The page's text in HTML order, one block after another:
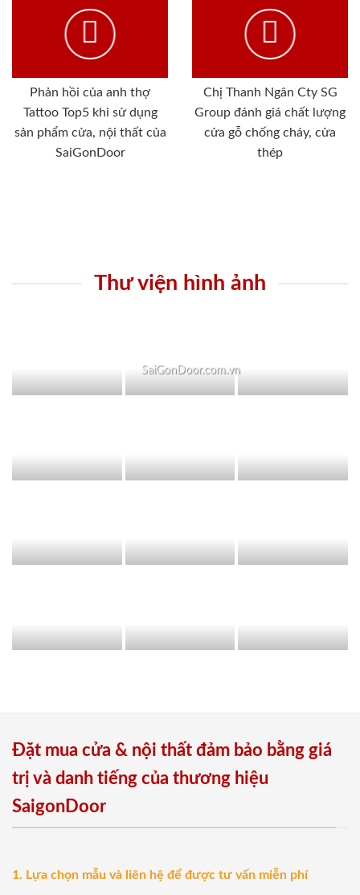
Phản hồi của anh thợ
Tattoo Top5 khi sử dụng
sản phẩm cửa, nội thất của
SaiGonDoor
Chị Thanh Ngân Cty SG
Group đánh giá chất lượng
cửa gỗ chống cháy, cửa
thép
Thư viện hình ảnh
SaiGonDoor.com.vn
Đặt mua cửa & nội thất đảm bảo bằng giá
trị và danh tiếng của thương hiệu
SaigonDoor
1. Lựa chọn mẫu và liên hệ để được tư vấn miễn phí